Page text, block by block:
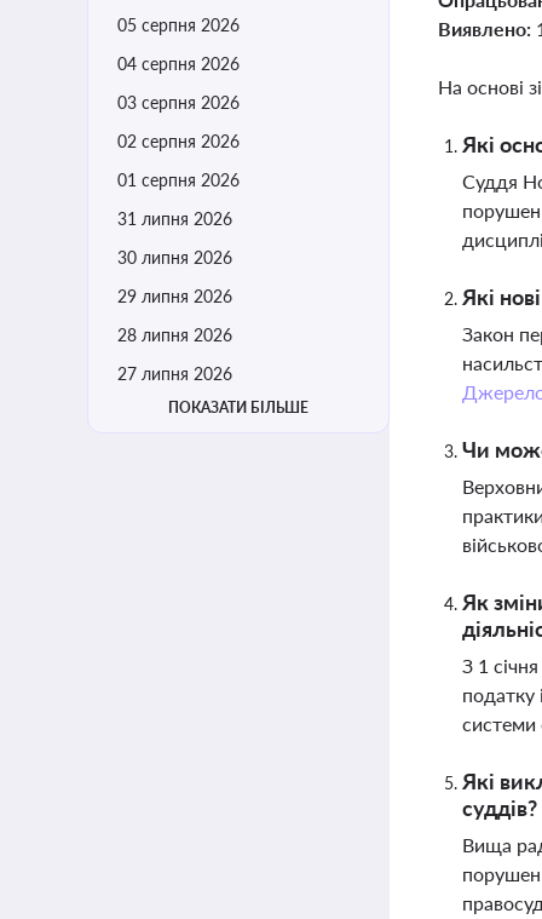
05 серпня 2026
04 серпня 2026
03 серпня 2026
02 серпня 2026
01 серпня 2026
31 липня 2026
30 липня 2026
29 липня 2026
28 липня 2026
27 липня 2026
ПОКАЗАТИ БІЛЬШЕ
Виявлено:
На основі
Які
Суддя
Які
Закон
Чи
Як
З 1
податку
системи
Які
суддів?
Вища